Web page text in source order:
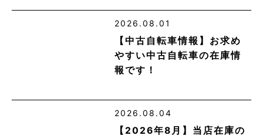
2026.08.01
【中古自転車情報】お求め
やすい中古自転車の在庫情
報です！
2026.08.04
【2026年8月】当店在庫の